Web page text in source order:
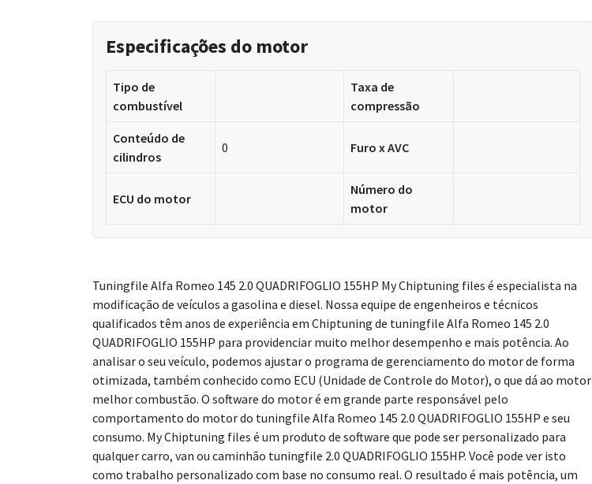
Especificações do motor
Tipo de
combustível
Taxa de
compressão
Conteúdo de
cilindros
0 Furo x AVC
ECU do motor
Número do
motor
Tuningfile Alfa Romeo 145 2.0 QUADRIFOGLIO 155HP My Chiptuning files é especialista na
modificação de veículos a gasolina e diesel. Nossa equipe de engenheiros e técnicos
qualificados têm anos de experiência em Chiptuning de tuningfile Alfa Romeo 145 2.0
QUADRIFOGLIO 155HP para providenciar muito melhor desempenho e mais potência. Ao
analisar o seu veículo, podemos ajustar o programa de gerenciamento do motor de forma
otimizada, também conhecido como ECU (Unidade de Controle do Motor), o que dá ao motor
melhor combustão. O software do motor é em grande parte responsável pelo
comportamento do motor do tuningfile Alfa Romeo 145 2.0 QUADRIFOGLIO 155HP e seu
consumo. My Chiptuning files é um produto de software que pode ser personalizado para
qualquer carro, van ou caminhão tuningfile 2.0 QUADRIFOGLIO 155HP. Você pode ver isto
como trabalho personalizado com base no consumo real. O resultado é mais potência, um